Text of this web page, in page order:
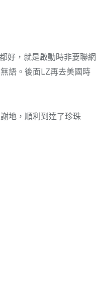
好，就是啟動時非要聯網
語。後面LZ再去美國時
地，順利到達了珍珠